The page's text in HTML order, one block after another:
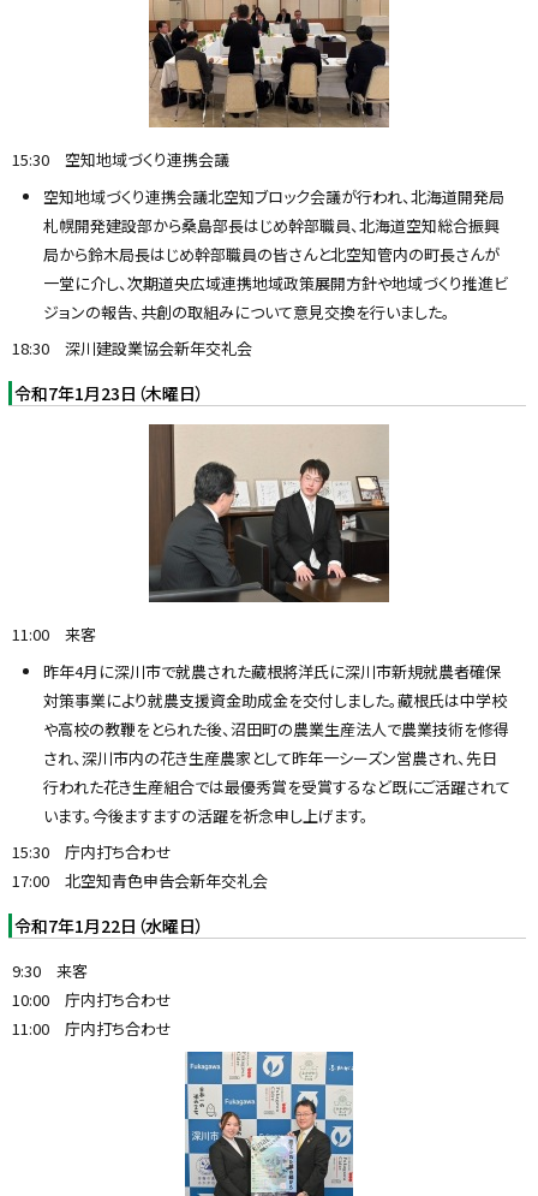
15:30 空知地域づくり連携会議
空知地域づくり連携会議北空知ブロック会議が行われ、北海道開発局
札幌開発建設部から桑島部長はじめ幹部職員、北海道空知総合振興
局から鈴木局長はじめ幹部職員の皆さんと北空知管内の町長さんが
一堂に介し、次期道央広域連携地域政策展開方針や地域づくり推進ビ
ジョンの報告、共創の取組みについて意見交換を行いました。
18:30 深川建設業協会新年交礼会
令和7年1月23日（木曜日）
11:00 来客
昨年4月に深川市で就農された藏根將洋氏に深川市新規就農者確保
対策事業により就農支援資金助成金を交付しました。藏根氏は中学校
や高校の教鞭をとられた後、沼田町の農業生産法人で農業技術を修得
され、深川市内の花き生産農家として昨年一シーズン営農され、先日
行われた花き生産組合では最優秀賞を受賞するなど既にご活躍されて
います。今後ますますの活躍を祈念申し上げます。
15:30 庁内打ち合わせ
17:00 北空知青色申告会新年交礼会
令和7年1月22日（水曜日）
9:30 来客
10:00 庁内打ち合わせ
11:00 庁内打ち合わせ